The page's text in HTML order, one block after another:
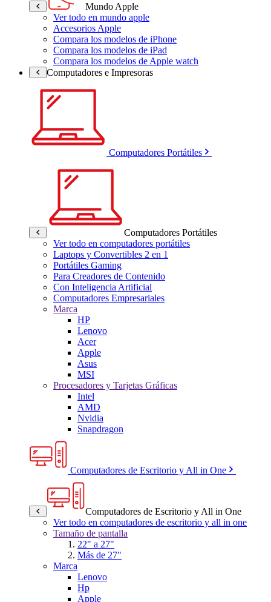
Mundo Apple
Ver todo en mundo apple
Accesorios Apple
Compara los modelos de iPhone
Compara los modelos de iPad
Compara los modelos de Apple watch
Computadores e Impresoras
Computadores Portátiles
Computadores Portátiles
Ver todo en computadores portátiles
Laptops y Convertibles 2 en 1
Portátiles Gaming
Para Creadores de Contenido
Con Inteligencia Artificial
Computadores Empresariales
Marca
HP
Lenovo
Acer
Apple
Asus
MSI
Procesadores y Tarjetas Gráficas
Intel
AMD
Nvidia
Snapdragon
Computadores de Escritorio y All in One
Computadores de Escritorio y All in One
Ver todo en computadores de escritorio y all in one
Tamaño de pantalla
22" a 27"
Más de 27"
Marca
Lenovo
Hp
Apple